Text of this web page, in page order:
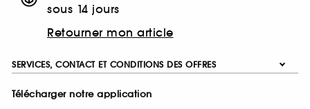
sous 14 jours
Retourner mon article
SERVICES, CONTACT ET CONDITIONS DES OFFRES
Télécharger notre application